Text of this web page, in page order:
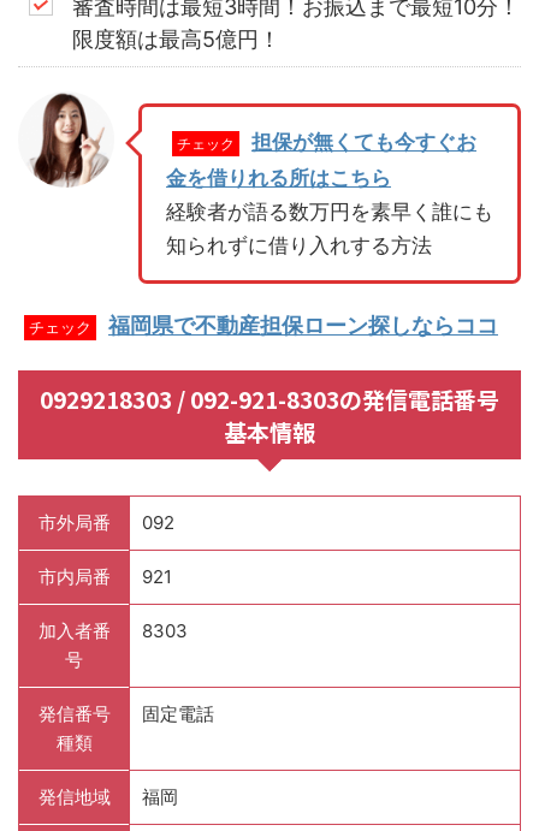
審査時間は最短3時間！お振込まで最短10分！
限度額は最高5億円！
チェック
担保が無くても今すぐお
金を借りれる所はこちら
経験者が語る数万円を素早く誰にも
知られずに借り入れする方法
チェック 福岡県で不動産担保ローン探しならココ
0929218303 / 092-921-8303の発信電話番号
基本情報
市外局番 092
市内局番 921
加入者番
号
8303
発信番号
種類
固定電話
発信地域 福岡